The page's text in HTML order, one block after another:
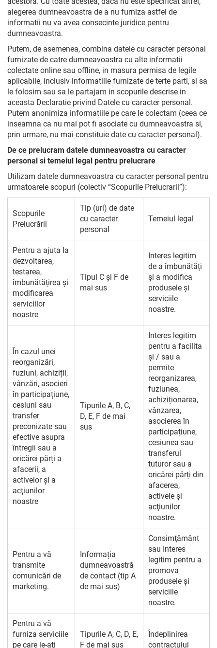
alegerea dumneavoastra de a nu furniza astfel de
informatii nu va avea consecinte juridice pentru
dumneavoastra.
Putem, de asemenea, combina datele cu caracter personal
furnizate de catre dumneavoastra cu alte informatii
colectate online sau offline, in masura permisa de legile
aplicabile, inclusiv informatiile furnizate de terte parti, si sa
le folosim sau sa le partajam in scopurile descrise in
aceasta Declaratie privind Datele cu caracter personal.
Putem anonimiza informatiile pe care le colectam (ceea ce
inseamna ca nu mai pot fi asociate cu dumneavoastra si,
prin urmare, nu mai constituie date cu caracter personal).
De ce prelucram datele dumneavoastra cu caracter
personal si temeiul legal pentru prelucrare
Utilizam datele dumneavoastra cu caracter personal pentru
urmatoarele scopuri (colectiv “Scopurile Prelucrarii”):
Scopurile
Prelucrării
Tip (uri) de date
cu caracter
personal
Temeiul legal
Pentru a ajuta la
dezvoltarea,
testarea,
îmbunătățirea și
modificarea
serviciilor
noastre
Tipul C și F de
mai sus
Interes legitim
de a îmbunătăți
și a modifica
produsele și
serviciile
noastre.
În cazul unei
reorganizări,
fuziuni, achiziții,
vânzări, asocieri
în participațiune,
cesiuni sau
transfer
preconizate sau
efective asupra
întregii sau a
oricărei părți a
afacerii, a
activelor și a
acţiunilor
noastre
Tipurile A, B, C,
D, E, F de mai
sus
Interes legitim
pentru a facilita
și / sau a
permite
reorganizarea,
fuziunea,
achiziționarea,
vânzarea,
asocierea în
participațiune,
cesiunea sau
transferul
tuturor sau a
oricărei părți din
afacerea,
activele și
acţiunilor
noastre.
Pentru a vă
transmite
comunicări de
marketing.
Informația
dumneavoastră
de contact (tip A
de mai sus)
Consimţământ
sau Interes
legitim pentru a
promova
produsele și
serviciile
noastre.
Pentru a vă
furniza serviciile
pe care le-aţi
Tipurile A, C, D, E,
F de mai sus
Îndeplinirea
contractului